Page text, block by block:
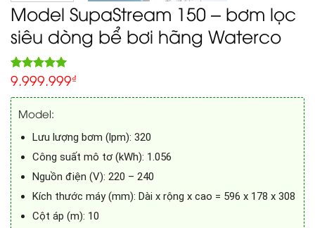
Model SupaStream 150 – bơm lọc
siêu dòng bể bơi hãng Waterco
Rated5.00
based on
1
customer
rating
9.999.999₫
Model:
Lưu lượng bơm (lpm): 320
Công suất mô tơ (kWh): 1.056
Nguồn điện (V): 220 – 240
Kích thước máy (mm): Dài x rộng x cao = 596 x 178 x 308
Cột áp (m): 10